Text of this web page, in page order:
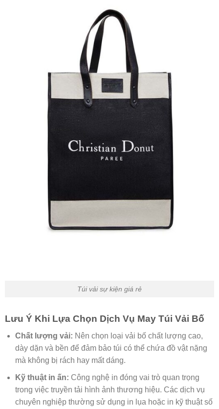
Túi vải sự kiện giá rẻ
Lưu Ý Khi Lựa Chọn Dịch Vụ May Túi Vải Bố
Chất lượng vải: Nên chọn loại vải bố chất lượng cao,
dày dặn và bền để đảm bảo túi có thể chứa đồ vật nặng
mà không bị rách hay mất dáng.
Kỹ thuật in ấn: Công nghệ in đóng vai trò quan trọng
trong việc truyền tải hình ảnh thương hiệu. Các dịch vụ
chuyên nghiệp thường sử dụng in lụa hoặc in kỹ thuật số